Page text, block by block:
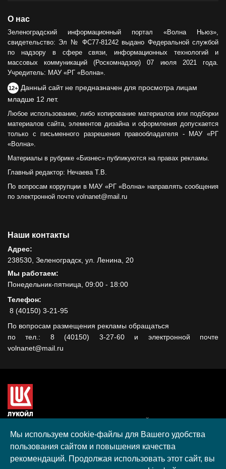
О нас
Зеленоградский информационный портал «Волна Ньюз»,
свидетельство: Эл № ФС77-81242 выдано Федеральной службой
по надзору в сфере связи, информационных технологий и
массовых коммуникаций (Роскомнадзор) 07 июля 2021 года.
Учредитель: МАУ «РГ «Волна».
12+ Данный сайт не предназначен для просмотра лицам
младше 12 лет.
Любое использование, либо копирование материалов или подборки
материалов сайта, элементов дизайна и оформления допускается
только с письменного разрешения правообладателя - МАУ «РГ
«Волна».
Материалы в рубрике «Бизнес» публикуются на правах рекламы.
Главный редактор: Нечаева Т.В.
По вопросам коррупции в МАУ «РГ «Волна» направлять сообщения
по электронной почте volnanet@mail.ru
Наши контакты
Адрес:
238530, Зеленоградск, ул. Ленина, 20
Мы работаем:
Понедельник-пятница, 09:00 - 18:00
Телефон:
8 (40150) 3-21-95
По вопросам размещения рекламы обращаться
по тел.: 8 (40150) 3-27-60 и электронной почте
volnanet@mail.ru
гранта, полученного в рамках XIII Конкурса социальных и
культурных проектов ПАО "ЛУКОЙЛ" на территории
Калининградской области в 2020 году
Согласие на обработку персональных данных
Мы используем cookie-файлы для Вашего удобства
пользования сайтом и повышения качества
рекомендаций. Продолжая использовать этот сайт, вы